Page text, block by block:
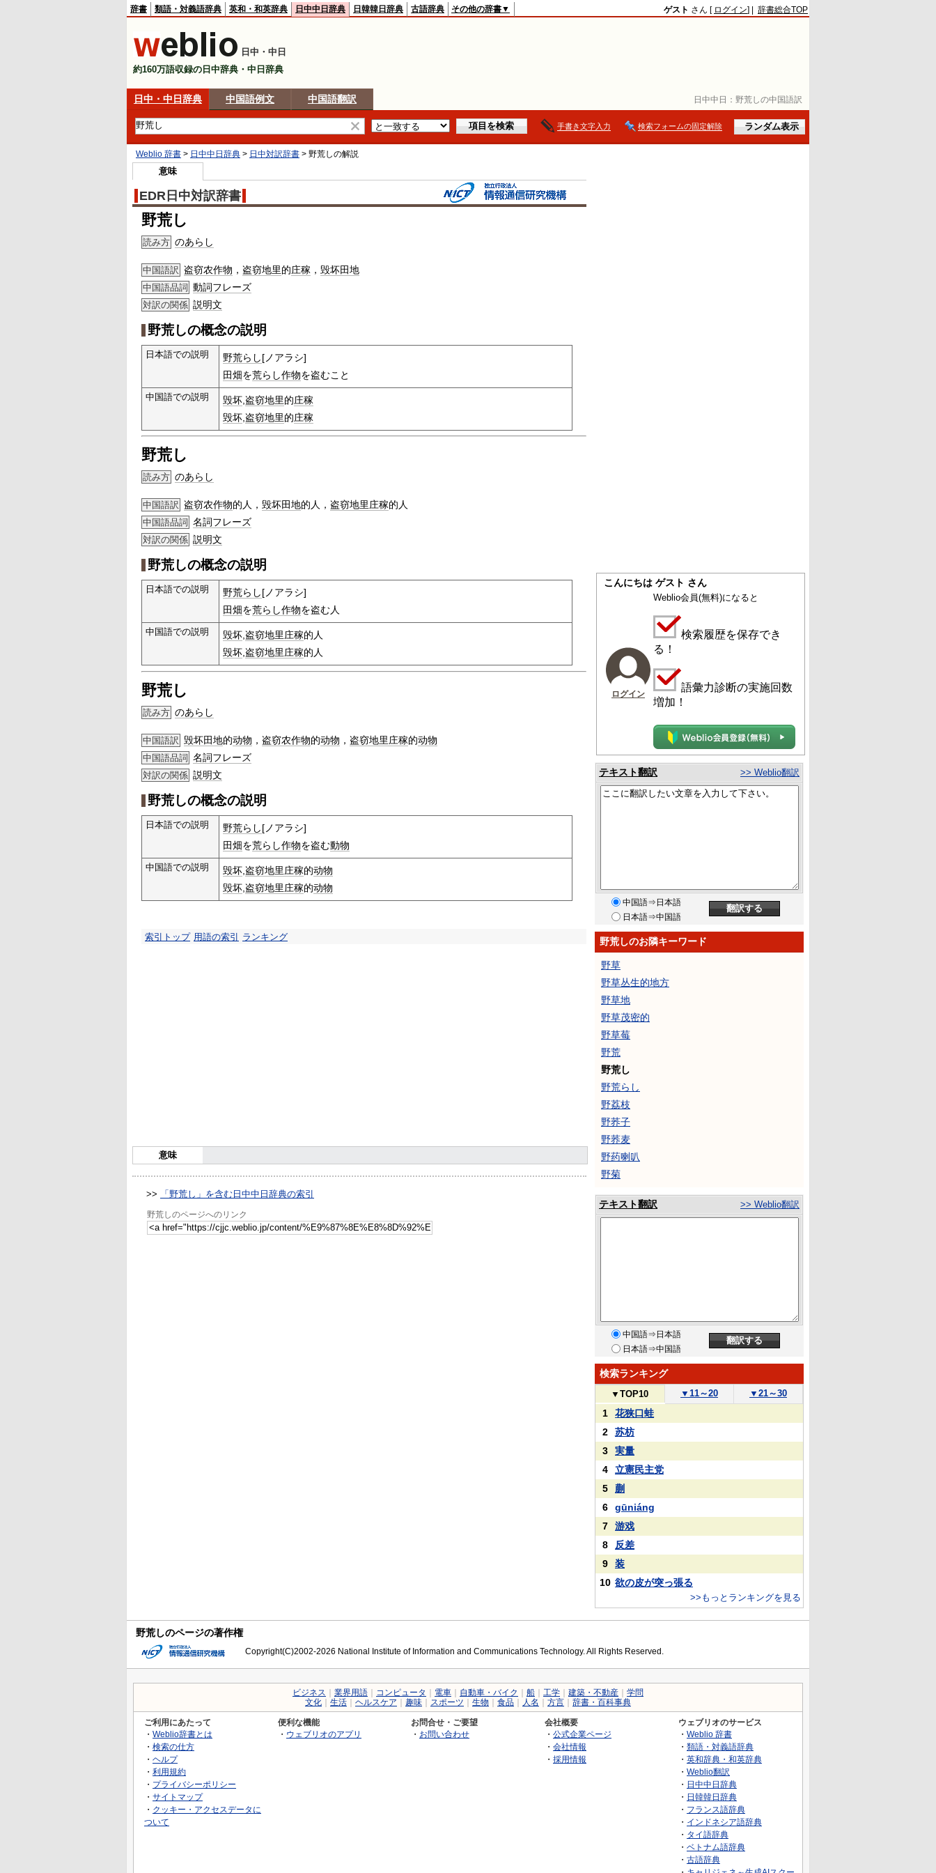
日中中日： 野荒しの中国語訳
辞書 類語・対義語辞典 英和・和英辞典 日中中日辞典 日韓韓日辞典 古語辞典 その他の辞書▼ ゲスト さん [ ログイン] | 辞書総合TOP
日中・中日
約160万語収録の日中辞典・中日辞典
日中・中日辞典 中国語例文 中国語翻訳
手書き文字入力 検索フォームの固定解除
Weblio 辞書 > 日中中日辞典 > 日中対訳辞書 > 野荒しの解説
意味
EDR日中対訳辞書
野荒し
読み方 のあらし
中国語訳 盗窃农作物 ， 盗窃地里的庄稼 ， 毁坏田地
中国語品詞 動詞フレーズ
対訳の関係 説明文
野荒しの概念の説明
日本語での説明 野荒らし[ノアラシ]
田畑を荒らし作物を盗むこと
中国語での説明 毁坏 盗窃地里的庄稼
毁坏 盗窃地里的庄稼
野荒し
読み方 のあらし
中国語訳 盗窃农作物的人， 毁坏田地的人， 盗窃地里庄稼的人
中国語品詞 名詞フレーズ
対訳の関係 説明文
野荒しの概念の説明
日本語での説明 野荒らし[ノアラシ]
田畑を荒らし作物を盗む人
中国語での説明 毁坏,盗窃地里庄稼的人
毁坏,盗窃地里庄稼的人
野荒し
読み方 のあらし
中国語訳 毁坏田地的动物 ， 盗窃农作物的动物 ， 盗窃地里庄稼的动物
中国語品詞 名詞フレーズ
対訳の関係 説明文
野荒しの概念の説明
日本語での説明 野荒らし[ノアラシ]
田畑を荒らし作物を盗む動物
中国語での説明 毁坏 盗窃地里庄稼的动物
毁坏 盗窃地里庄稼的动物
索引トップ 用語の索引 ランキング
意味
>> 「野荒し」を含む日中中日辞典の索引
野荒しのページへのリンク
こんにちは ゲスト さん
ログイン
Weblio会員(無料)になると
検索履歴を保存でき
る！
語彙力診断の実施回数
増加！
テキスト翻訳 >> Weblio翻訳
中国語⇒日本語
日本語⇒中国語
野荒しのお隣キーワード
野草
野草丛生的地方
野草地
野草茂密的
野草莓
野荒
野荒し
野荒らし
野荔枝
野荞子
野荞麦
野药喇叭
野菊
テキスト翻訳 >> Weblio翻訳
中国語⇒日本語
日本語⇒中国語
検索ランキング
▼ TOP10 ▼ 11～20 ▼ 21～30
1
花狭口蛙
2
苏枋
3
実量
4
立憲民主党
5
蒯
6
gūniáng
7
游戏
8
反差
9
装
10 欲の皮が突っ張る
>>もっとランキングを見る
野荒しのページの著作権
Copyright(C)2002-2026 National Institute of Information and Communications Technology. All Rights Reserved.
ビジネス 業界用語 コンピュータ 電車 自動車・バイク 船 工学 建築・不動産
学問
文化
生活 ヘルスケア 趣味 スポーツ 生物 食品 人名 方言 辞書・百科事典
ご利用にあたって
・ Weblio辞書とは
・ 検索の仕方
・ ヘルプ
・ 利用規約
・ プライバシーポリシー
・ サイトマップ
・ クッキー・アクセスデータに
ついて
便利な機能
・ ウェブリオのアプリ
お問合せ・ご要望
・ お問い合わせ
会社概要
・ 公式企業ページ
・ 会社情報
・ 採用情報
ウェブリオのサービス
・ Weblio 辞書
・ 類語・対義語辞典
・ 英和辞典・和英辞典
・ Weblio翻訳
・ 日中中日辞典
・ 日韓韓日辞典
・ フランス語辞典
・ インドネシア語辞典
・ タイ語辞典
・ ベトナム語辞典
・ 古語辞典